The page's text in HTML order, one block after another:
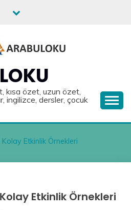
kısa özet, uzun özet,
ingilizce, dersler, çocuk
Kolay Etkinlik Örnekleri
Etkinlik Örnekleri